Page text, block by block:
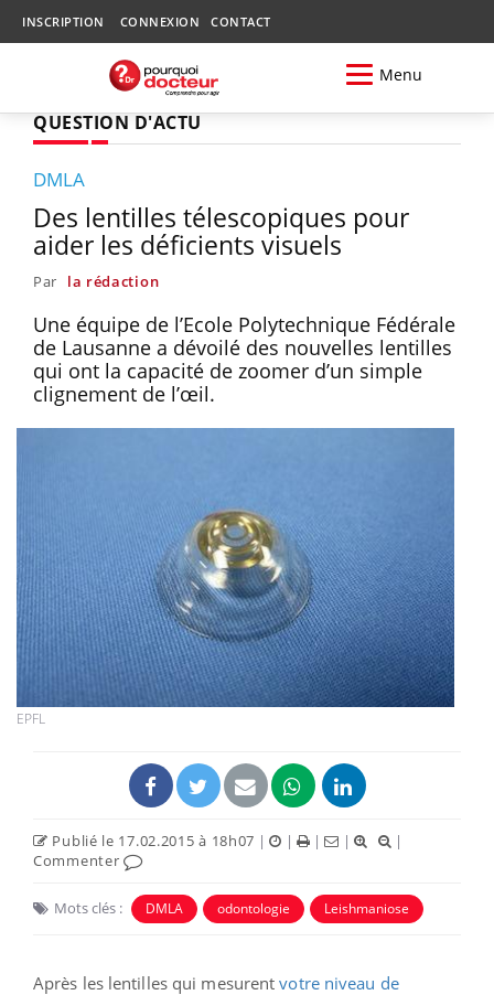
INSCRIPTION CONNEXION CONTACT
Menu
QUESTION D'ACTU
DMLA
Des lentilles télescopiques pour
aider les déficients visuels
Par la rédaction
Une équipe de l’Ecole Polytechnique Fédérale
de Lausanne a dévoilé des nouvelles lentilles
qui ont la capacité de zoomer d’un simple
clignement de l’œil.
EPFL
Publié le 17.02.2015 à 18h07 | | | |
|
Commenter
Mots clés : DMLA odontologie Leishmaniose
Après les lentilles qui mesurentvotre niveau de